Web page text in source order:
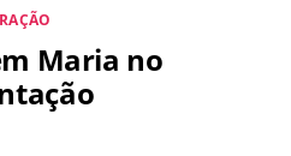
Maria no